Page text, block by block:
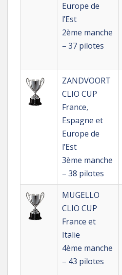
Europe de
l’Est
2ème manche
– 37 pilotes
ZANDVOORT
CLIO CUP
France,
Espagne et
Europe de
l’Est
3ème manche
– 38 pilotes
MUGELLO
CLIO CUP
France et
Italie
4ème manche
– 43 pilotes